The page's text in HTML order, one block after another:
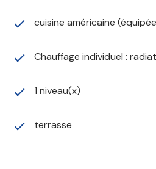
cuisine américaine
Chauffage individuel :
1 niveau(x)
terrasse